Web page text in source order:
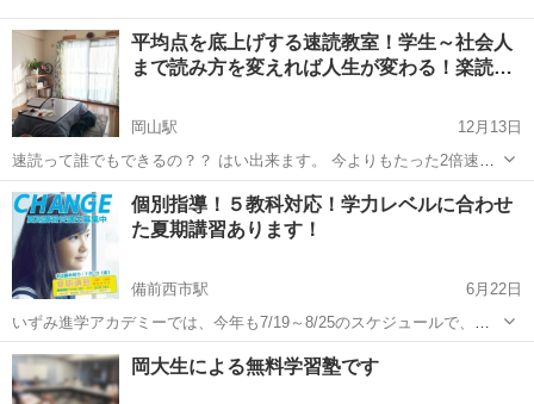
平均点を底上げする速読教室！学生～社会人
まで読み方を変えれば人生が変わる！楽読…
岡山駅
12月13日
速読って誰でもできるの？？ はい出来ます。 今よりもたった2倍速に
なるだけで3時間かかっていた読書が1.5時間に 試験なら問題を読む時
間が半分になれば、考える、答える、見直す時間が増えることに！ 実
際に教科に...
岡山 岡山市 岡山駅 塾 社会人
個別指導！５教科対応！学力レベルに合わせ
た夏期講習あります！
備前西市駅
6月22日
いずみ進学アカデミーでは、今年も7/19～8/25のスケジュールで、激
熱の夏期講習を開講いたします。 個別指導で５教科対応！ さらに学力
レベルに合わせて、基礎コース（復習中心）、標準コース（復習+予
習）、発展コース（復習...
岡山 岡山市 備前西市駅 塾
岡大生による無料学習塾です